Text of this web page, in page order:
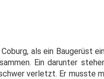
als ein Baugerüst
Ein darunter
verletzt. Er musste